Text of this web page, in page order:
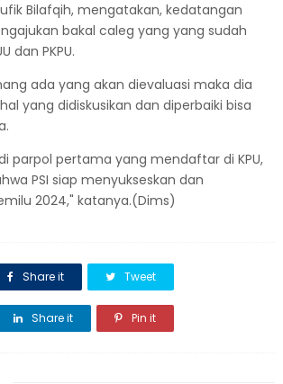
Bilafqih, mengatakan, kedatangan
bakal caleg yang yang sudah
dan PKPU.
ada yang akan dievaluasi maka dia
yang didiskusikan dan diperbaiki bisa
parpol pertama yang mendaftar di KPU,
PSI siap menyukseskan dan
2024," katanya.(Dims)
Share it Tweet
Share it Pin it